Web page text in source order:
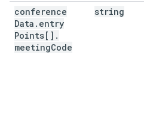
conference
Data . entry
Points[] .
meetingCode
string